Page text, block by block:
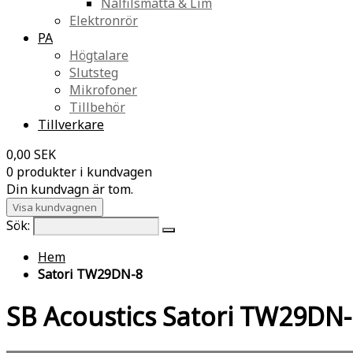
Elektronrör
PA
Högtalare
Slutsteg
Mikrofoner
Tillbehör
Tillverkare
0,00 SEK
0 produkter i kundvagen
Din kundvagn är tom.
Visa kundvagnen
Sök:
Hem
Satori TW29DN-8
SB Acoustics Satori